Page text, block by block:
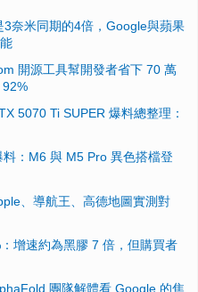
奈米同期的4倍，Google與蘋果
開源工具幫開發者省下 70 萬
92%
5070 Ti SUPER 爆料總整理：
：M6 與 M5 Pro 異色搭檔登
、導航王、高德地圖實測對
增速約為黑膠 7 倍，但購買者
團隊解體看 Google 的焦